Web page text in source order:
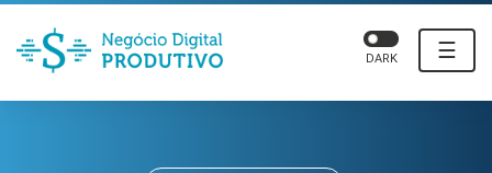
☰
DARK